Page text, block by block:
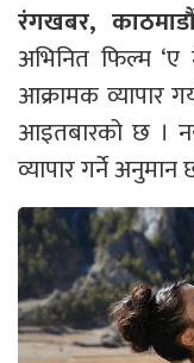
रंगखबर,
अभिनित फिल्म ‘ए
आक्रामक व्यापार
आइतबारको छ ।
व्यापार गर्ने अनुमान